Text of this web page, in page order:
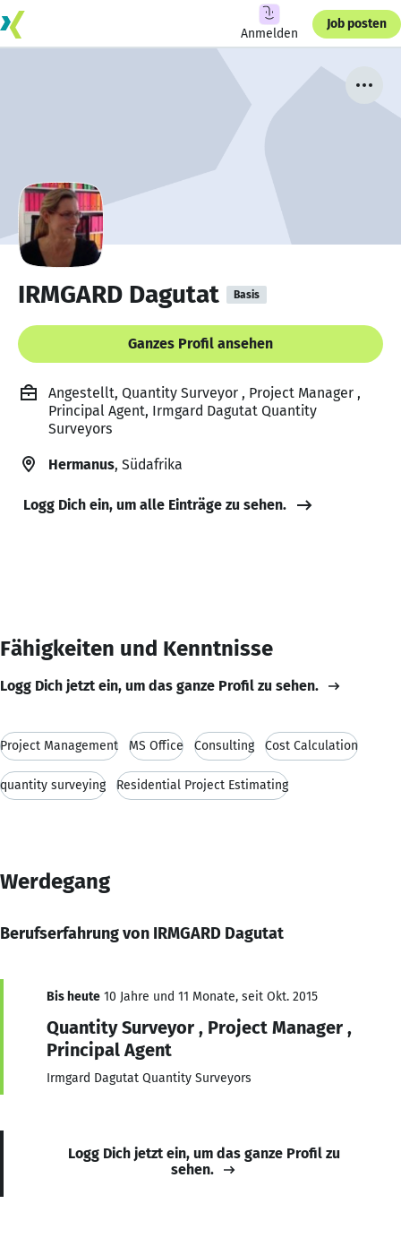
Anmelden
Job posten
IRMGARD Dagutat Basis
Ganzes Profil ansehen
Angestellt, Quantity Surveyor , Project Manager ,
Principal Agent, Irmgard Dagutat Quantity
Surveyors
Hermanus, Südafrika
Logg Dich ein, um alle Einträge zu sehen.
Fähigkeiten und Kenntnisse
Logg Dich jetzt ein, um das ganze Profil zu sehen.
Project Management MS Office Consulting Cost Calculation
quantity surveying Residential Project Estimating
Werdegang
Berufserfahrung von IRMGARD Dagutat
Bis heute 10 Jahre und 11 Monate, seit Okt. 2015
Quantity Surveyor , Project Manager ,
Principal Agent
Irmgard Dagutat Quantity Surveyors
Logg Dich jetzt ein, um das ganze Profil zu
sehen.